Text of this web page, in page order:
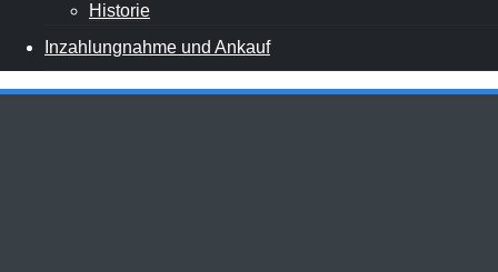
Historie
Inzahlungnahme und Ankauf